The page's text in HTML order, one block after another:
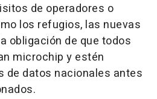
de operadores o
los refugios, las nuevas
obligación de que todos
microchip y estén
de datos nacionales antes